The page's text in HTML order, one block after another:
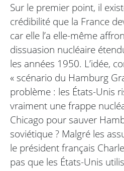
Sur le premier point, il
crédibilité que la France
car elle l’a elle-même
dissuasion nucléaire
les années 1950. L’idée,
« scénario du Hamburg
problème : les États-Unis
vraiment une frappe
Chicago pour sauver
soviétique ? Malgré les
le président français
pas que les États-Unis